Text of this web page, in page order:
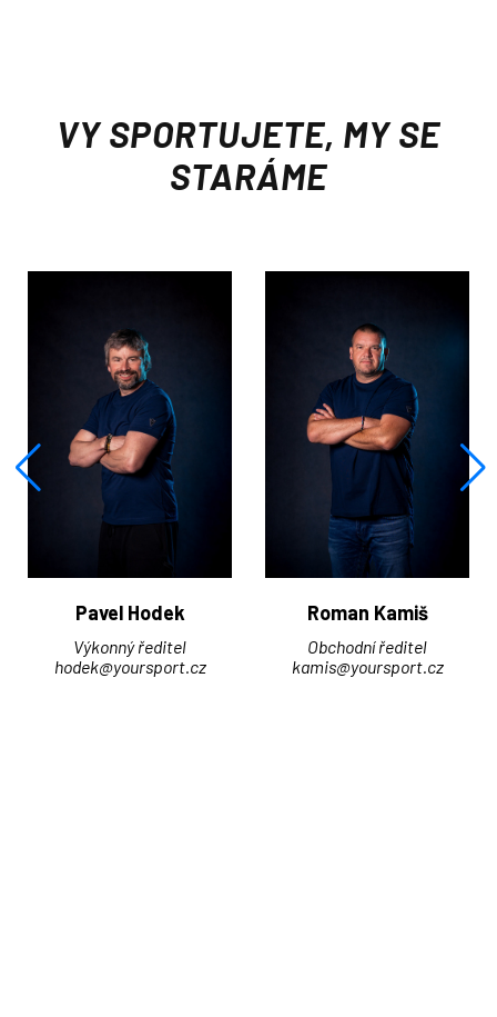
VY SPORTUJETE, MY SE
STARÁME
Pavel Hodek
Výkonný ředitel
hodek@yoursport.cz
Roman Kamiš
Obchodní ředitel
kamis@yoursport.cz